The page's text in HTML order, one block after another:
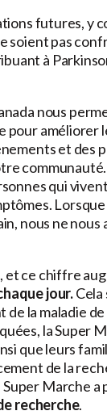
futures, y
soient pas
à
nous
pour
et des
qui
Lorsque
nous ne nous
et ce chiffre
jour.Cela
la maladie de
la Super
que leurs
de la
Marche a
recherche.